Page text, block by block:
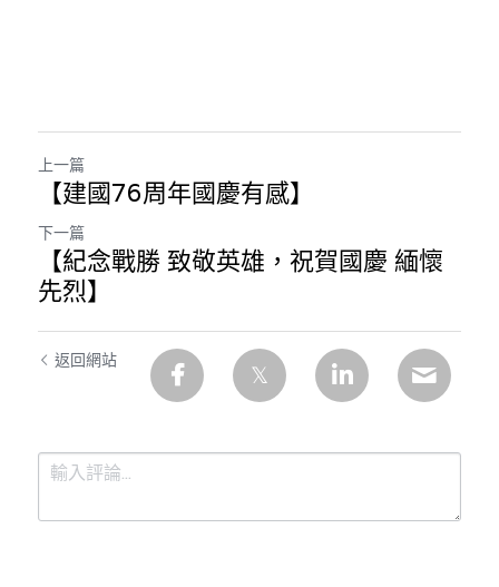
上一篇
【建國76周年國慶有感】
下一篇
【紀念戰勝 致敬英雄，祝賀國慶 緬懷
先烈】
返回網站